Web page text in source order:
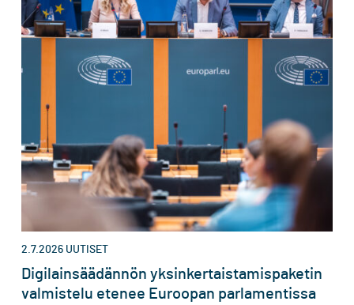
2.7.2026 UUTISET
Digilainsäädännön yksinkertaistamispaketin
valmistelu etenee Euroopan parlamentissa